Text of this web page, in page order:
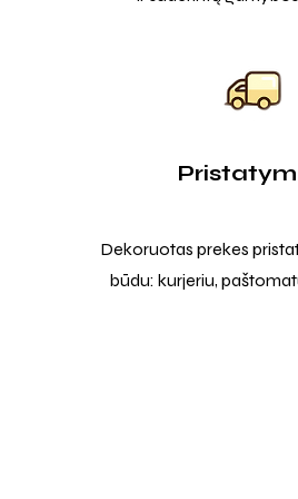
Dekoruotas prekes
būdu: kurjeriu,